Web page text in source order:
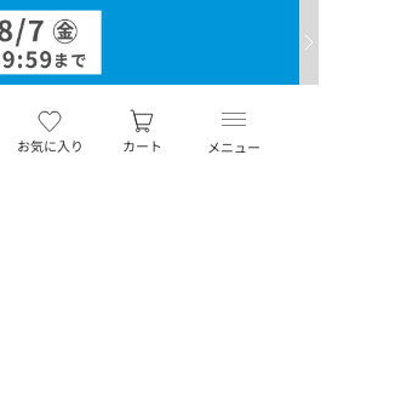
メニュー
お気に入り カート